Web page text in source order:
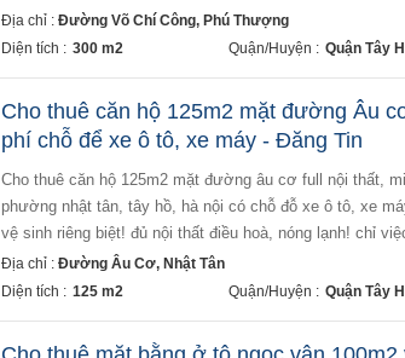
Địa chỉ : Đường Võ Chí Công, Phú Thượng
Diện tích : 300 m2 Quận/Huyện : Quận Tây
Cho thuê căn hộ 125m2 mặt đường Âu
phí chỗ để xe ô tô, xe máy - Đăng Tin
cho thuê căn hộ 125m2 mặt đường âu cơ full nội thất, miễn phí chỗ để xe ô tô, xe máy mặt đường âu cơ,
phường nhật tân, tây hồ, hà nội có chỗ đỗ xe ô tô, xe
vệ sinh riêng biệt! đủ nội thất điều hoà, nóng lạnh! chỉ
Địa chỉ : Đường Âu Cơ, Nhật Tân
Diện tích : 125 m2 Quận/Huyện : Quận Tây